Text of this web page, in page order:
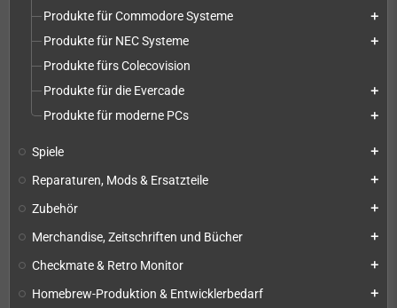
Produkte für Commodore Systeme add
Produkte für NEC Systeme add
Produkte fürs Colecovision
Produkte für die Evercade
add
Produkte für moderne PCs add
Spiele add
Reparaturen, Mods & Ersatzteile add
Zubehör add
Merchandise, Zeitschriften und Bücher add
Checkmate & Retro Monitor add
Homebrew-Produktion & Entwicklerbedarf add